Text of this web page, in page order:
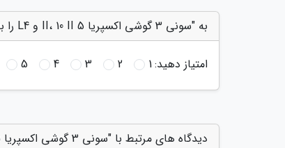
به "سونی 3 گوشی اکسپریا 5 II، 10 II و L4 را به روزرسانی کرد" امتیاز دهید
امتیاز دهید:1
2
3
4
5
دیدگاه های مرتبط با "سونی 3 گوشی اکسپریا 5 II، 10 II و L4 را به روزرسانی کرد"